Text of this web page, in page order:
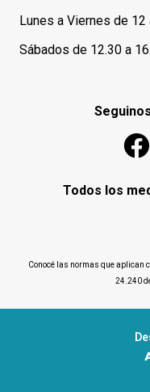
Lunes a Viernes de 12
Sábados de 12.30 a
Todos los
Conocé las normas que aplican
24.240